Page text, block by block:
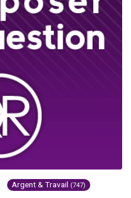
Argent & Travail (747)